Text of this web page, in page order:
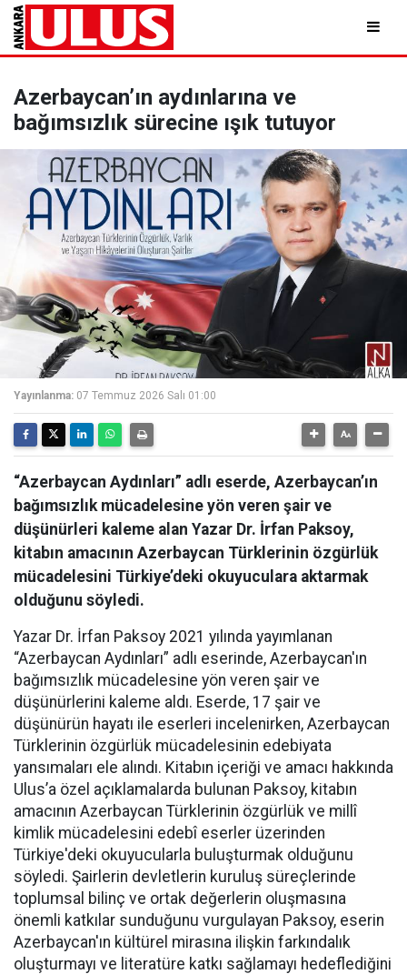
Azerbaycan’ın aydınlarına ve
bağımsızlık sürecine ışık tutuyor
Yayınlanma: 07 Temmuz 2026 Salı 01:00
“Azerbaycan Aydınları” adlı eserde, Azerbaycan’ın
bağımsızlık mücadelesine yön veren şair ve
düşünürleri kaleme alan Yazar Dr. İrfan Paksoy,
kitabın amacının Azerbaycan Türklerinin özgürlük
mücadelesini Türkiye’deki okuyuculara aktarmak
olduğunu söyledi.
Yazar Dr. İrfan Paksoy 2021 yılında yayımlanan
“Azerbaycan Aydınları” adlı eserinde, Azerbaycan'ın
bağımsızlık mücadelesine yön veren şair ve
düşünürlerini kaleme aldı. Eserde, 17 şair ve
düşünürün hayatı ile eserleri incelenirken, Azerbaycan
Türklerinin özgürlük mücadelesinin edebiyata
yansımaları ele alındı. Kitabın içeriği ve amacı hakkında
Ulus’a özel açıklamalarda bulunan Paksoy, kitabın
amacının Azerbaycan Türklerinin özgürlük ve millî
kimlik mücadelesini edebî eserler üzerinden
Türkiye'deki okuyucularla buluşturmak olduğunu
söyledi. Şairlerin devletlerin kuruluş süreçlerinde
toplumsal bilinç ve ortak değerlerin oluşmasına
önemli katkılar sunduğunu vurgulayan Paksoy, eserin
Azerbaycan'ın kültürel mirasına ilişkin farkındalık
oluşturmayı ve literatüre katkı sağlamayı hedeflediğini